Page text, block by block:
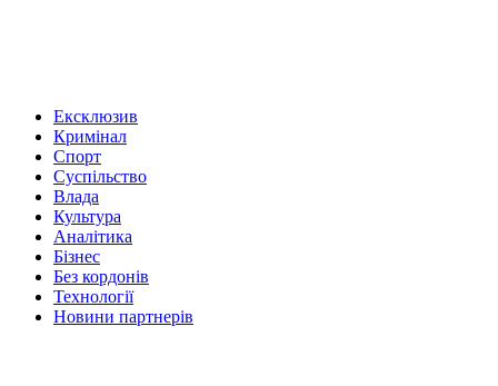
Ексклюзив
Кримінал
Спорт
Суспільство
Влада
Культура
Аналітика
Бізнес
Без кордонів
Технології
Новини партнерів